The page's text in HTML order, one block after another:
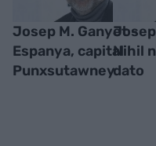
Josep M. Ganyet -
Espanya, capital
Punxsutawney
Nihil
dato